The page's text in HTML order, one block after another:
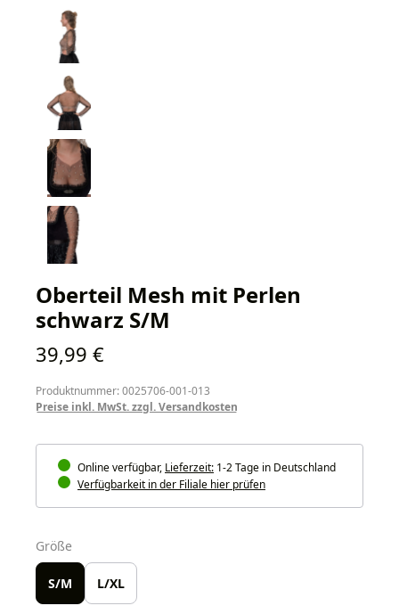
Oberteil Mesh mit Perlen
schwarz S/M
Regulärer Preis:
39,99 €
Produktnummer: 0025706-001-013
Preise inkl. MwSt. zzgl. Versandkosten
Online verfügbar, Lieferzeit: 1-2 Tage in Deutschland
Verfügbarkeit in der Filiale hier prüfen
Größe
S/M L/XL